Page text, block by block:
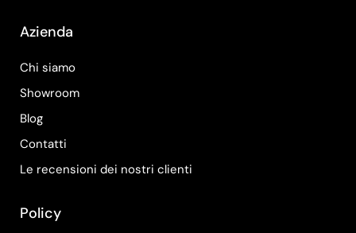
Azienda
Chi siamo
Showroom
Blog
Contatti
Le recensioni dei nostri clienti
Policy